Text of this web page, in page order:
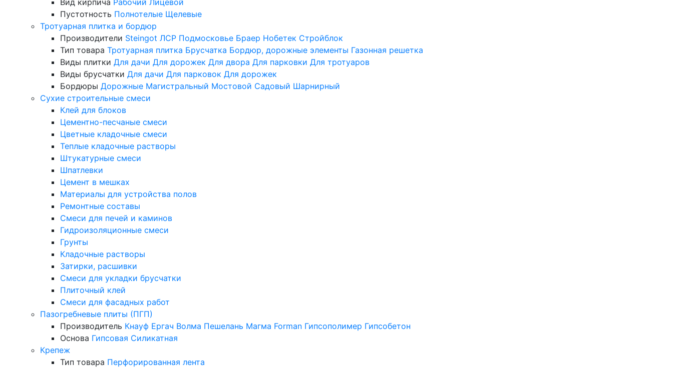
Пустотность Полнотелые Щелевые
Тротуарная плитка и бордюр
Производители Steingot ЛСР Подмосковье Браер Нобетек Стройблок
Тип товара Тротуарная плитка Брусчатка Бордюр, дорожные элементы Газонная решетка
Виды плитки Для дачи Для дорожек Для двора Для парковки Для тротуаров
Виды брусчатки Для дачи Для парковок Для дорожек
Бордюры Дорожные Магистральный Мостовой Садовый Шарнирный
Сухие строительные смеси
Клей для блоков
Цементно-песчаные смеси
Цветные кладочные смеси
Теплые кладочные растворы
Штукатурные смеси
Шпатлевки
Цемент в мешках
Материалы для устройства полов
Ремонтные составы
Смеси для печей и каминов
Гидроизоляционные смеси
Грунты
Кладочные растворы
Затирки, расшивки
Смеси для укладки брусчатки
Плиточный клей
Смеси для фасадных работ
Пазогребневые плиты (ПГП)
Производитель Кнауф Ергач Волма Пешелань Магма Forman Гипсополимер Гипсобетон
Основа Гипсовая Силикатная
Крепеж
Тип товара Перфорированная лента